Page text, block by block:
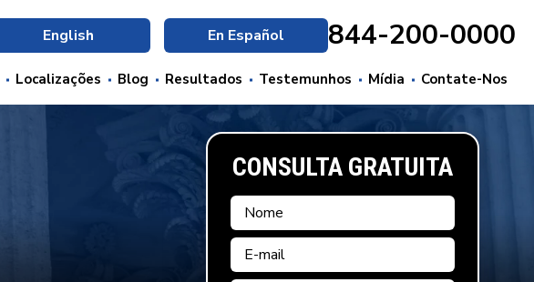
English En Español 844-200-0000
Localizações Blog Resultados Testemunhos Mídia Contate-Nos
CONSULTA GRATUITA